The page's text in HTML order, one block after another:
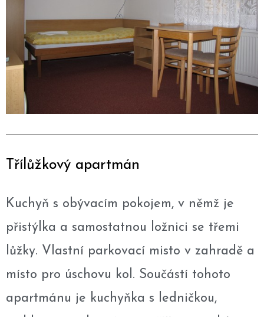
Třílůžkový apartmán
Kuchyň s obývacím pokojem, v němž je
přistýlka a samostatnou ložnici se třemi
lůžky. Vlastní parkovací misto v zahradě a
místo pro úschovu kol. Součástí tohoto
apartmánu je kuchyňka s ledničkou,